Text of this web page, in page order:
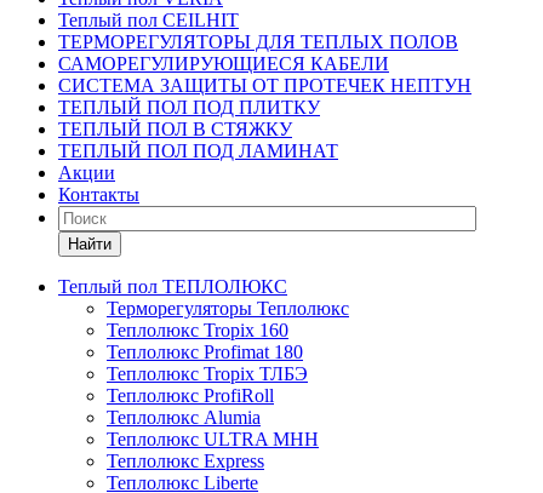
Теплый пол CEILHIT
ТЕРМОРЕГУЛЯТОРЫ ДЛЯ ТЕПЛЫХ ПОЛОВ
САМОРЕГУЛИРУЮЩИЕСЯ КАБЕЛИ
СИСТЕМА ЗАЩИТЫ ОТ ПРОТЕЧЕК НЕПТУН
ТЕПЛЫЙ ПОЛ ПОД ПЛИТКУ
ТЕПЛЫЙ ПОЛ В СТЯЖКУ
ТЕПЛЫЙ ПОЛ ПОД ЛАМИНАТ
Акции
Контакты
Найти
Теплый пол ТЕПЛОЛЮКС
Терморегуляторы Теплолюкс
Теплолюкс Tropix 160
Теплолюкс Profimat 180
Теплолюкс Tropix ТЛБЭ
Теплолюкс ProfiRoll
Теплолюкс Alumia
Теплолюкс ULTRA МНН
Теплолюкс Express
Теплолюкс Liberte